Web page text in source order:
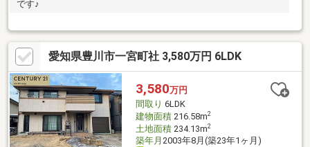
です♪
愛知県豊川市一宮町社 3,580万円 6LDK
3,580万円
間取り 6LDK
建物面積216.58m2
土地面積234.13m2
築年月 2003年8月(築23年1ヶ月)